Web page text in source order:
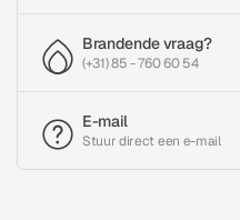
Brandende vraag?
(+31) 85 - 760 60 54
E-mail
Stuur direct een e-mail